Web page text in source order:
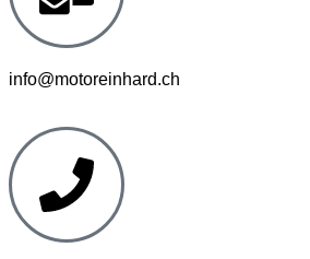
info@motoreinhard.ch